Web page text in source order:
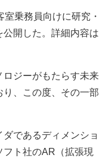
乗務員向けに研究・
開した。詳細内容は
ジーがもたらす未来
、この度、その一部
であるディメンショ
ト社のAR（拡張現